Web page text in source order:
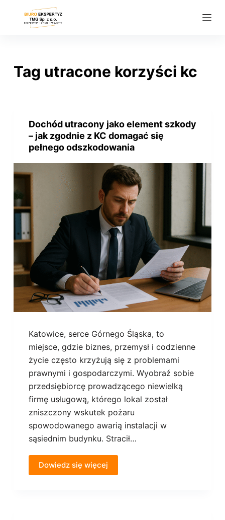
Tag utracone korzyści kc
Dochód utracony jako element szkody
– jak zgodnie z KC domagać się
pełnego odszkodowania
Katowice, serce Górnego Śląska, to
miejsce, gdzie biznes, przemysł i codzienne
życie często krzyżują się z problemami
prawnymi i gospodarczymi. Wyobraź sobie
przedsiębiorcę prowadzącego niewielką
firmę usługową, którego lokal został
zniszczony wskutek pożaru
spowodowanego awarią instalacji w
sąsiednim budynku. Stracił…
Dowiedz się więcej